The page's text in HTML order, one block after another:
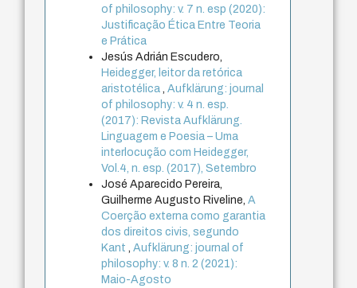
of philosophy: v. 7 n. esp (2020):
Justificação Ética Entre Teoria
e Prática
Jesús Adrián Escudero,
Heidegger, leitor da retórica
aristotélica ,Aufklärung: journal
of philosophy: v. 4 n. esp.
(2017): Revista Aufklärung.
Linguagem e Poesia – Uma
interlocução com Heidegger,
Vol.4, n. esp. (2017), Setembro
José Aparecido Pereira,
Guilherme Augusto Riveline,A
Coerção externa como garantia
dos direitos civis, segundo
Kant
,Aufklärung: journal of
philosophy: v. 8 n. 2 (2021):
Maio-Agosto